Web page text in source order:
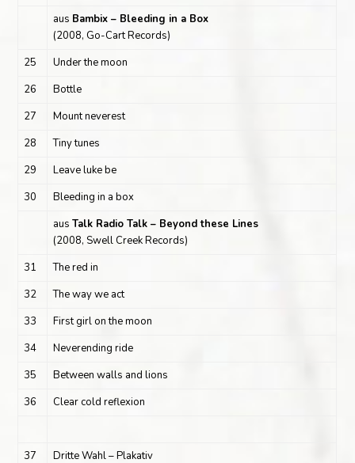
aus Bambix – Bleeding in a Box
(2008, Go-Cart Records)
25
Under the moon
26
Bottle
27
Mount neverest
28
Tiny tunes
29
Leave luke be
30
Bleeding in a box
aus Talk Radio Talk – Beyond these Lines
(2008, Swell Creek Records)
31
The red in
32
The way we act
33
First girl on the moon
34
Neverending ride
35
Between walls and lions
36
Clear cold reflexion
37
Dritte Wahl – Plakativ